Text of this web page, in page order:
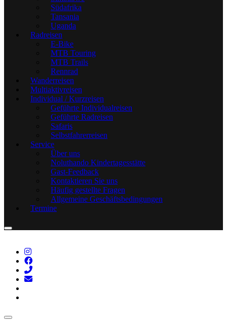
Südafrika
Tansania
Uganda
Radreisen
E-Bike
MTB Touring
MTB Trails
Rennrad
Wanderreisen
Multiaktivreisen
Individual / Kurzreisen
Geführte Individualreisen
Geführte Radreisen
Safaris
Selbstfahrerreisen
Service
Über uns
Noluthando Kindertagesstätte
Gast-Feedback
Kontaktieren Sie uns
Häufig gestellte Fragen
Allgemeine Geschäftsbedingungen
Termine